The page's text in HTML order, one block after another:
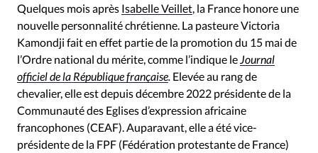
Toute l'actualité Bible Culture
Economie
Eglises
Histoire Laicité
Liberté religieuse
Mission
Monde People Politique
Religions
Société
Quelques mois après Isabelle Veillet , la France honore une
nouvelle personnalité chrétienne. La pasteure Victoria
Kamondji fait en effet partie de la promotion du 15 mai de
l’Ordre national du mérite, comme l’indique le Journal
officiel de la République française Elevée au rang de
chevalier, elle est depuis décembre 2022 présidente de la
Communauté des Eglises d’expression africaine
francophones (CEAF). Auparavant, elle a été vice-
présidente de la FPF (Fédération protestante de France)